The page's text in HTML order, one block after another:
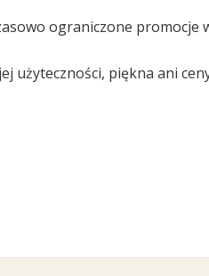
ograniczone promocje
piękna ani